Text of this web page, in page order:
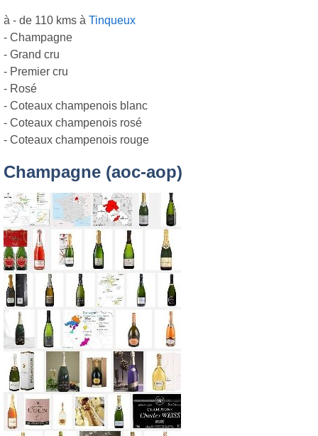
à - de 110 kms à Tinqueux
- Champagne
- Grand cru
- Premier cru
- Rosé
- Coteaux champenois blanc
- Coteaux champenois rosé
- Coteaux champenois rouge
Champagne (aoc-aop)